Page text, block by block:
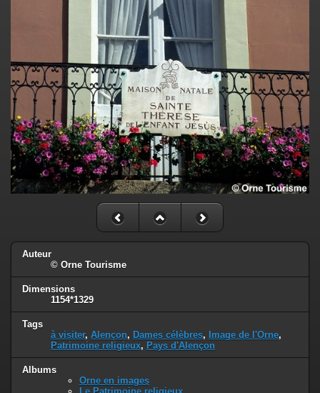
Auteur
© Orne Tourisme
Dimensions
1154*1329
Tags
à visiter, Alençon, Dames célèbres, Image de l'Orne,
Patrimoine religieux, Pays d'Alençon
Albums
Orne en images